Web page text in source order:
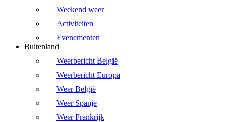
Weekend weer
Activiteiten
Evenementen
Buitenland
Weerbericht België
Weerbericht Europa
Weer België
Weer Spanje
Weer Frankrijk